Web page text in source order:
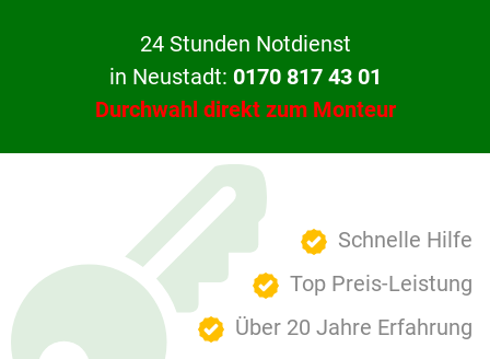
24 Stunden Notdienst
in Neustadt: 0170 817 43 01
Durchwahl direkt zum Monteur
Schnelle Hilfe
Top Preis-Leistung
Über 20 Jahre Erfahrung